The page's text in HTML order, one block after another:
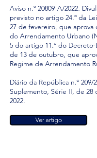
Aviso n.º 20809-A/2022.
previsto no artigo 24.º da
27 de fevereiro, que aprova
do Arrendamento Urbano
5 do artigo 11.º do Decreto-
de 13 de outubro, que
Regime de Arrendamento
Diário da República n.º 209/
Suplemento, Série II, de
2022.
Ver artigo